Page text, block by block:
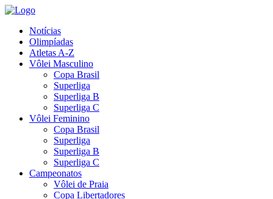
Notícias
Olimpíadas
Atletas A-Z
Vôlei Masculino
Copa Brasil
Superliga
Superliga B
Superliga C
Vôlei Feminino
Copa Brasil
Superliga
Superliga B
Superliga C
Campeonatos
Vôlei de Praia
Copa Libertadores